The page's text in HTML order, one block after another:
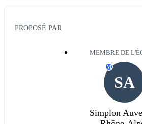
PROPOSÉ PAR
MEMBRE DE
SA
M
Simplon